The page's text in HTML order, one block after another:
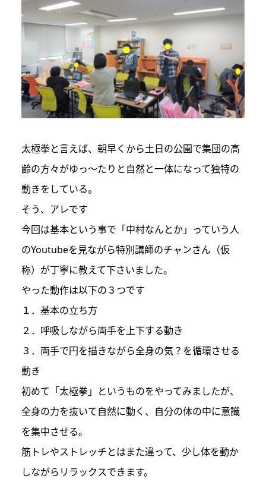
太極拳と言えば、朝早くから土日の公園で集団の高
齢の方々がゆっ～たりと自然と一体になって独特の
動きをしている。
そう、アレです
今回は基本という事で「中村なんとか」っていう人
のYoutubeを見ながら特別講師のチャンさん（仮
称）が丁寧に教えて下さいました。
やった動作は以下の３つです
１．基本の立ち方
２．呼吸しながら両手を上下する動き
３．両手で円を描きながら全身の気？を循環させる
動き
初めて「太極拳」というものをやってみましたが、
全身の力を抜いて自然に動く、自分の体の中に意識
を集中させる。
筋トレやストレッチとはまた違って、少し体を動か
しながらリラックスできます。